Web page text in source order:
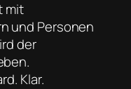
mit
und Personen
der
Klar.